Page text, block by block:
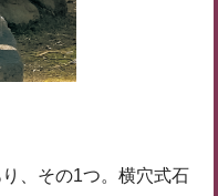
、その1つ。横穴式石